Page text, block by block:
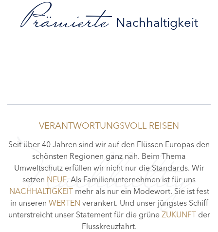
Prämierte Nachhaltigkeit
Nachhaltig
VERANTWORTUNGSVOLL REISEN
Seit über 40 Jahren sind wir auf den Flüssen Europas den
schönsten Regionen ganz nah. Beim Thema
Umweltschutz erfüllen wir nicht nur die Standards. Wir
setzen NEUE. Als Familienunternehmen ist für uns
NACHHALTIGKEITmehr als nur ein Modewort. Sie ist fest
in unseren WERTEN verankert. Und unser jüngstes Schiff
unterstreicht unser Statement für die grüne ZUKUNFTder
Flusskreuzfahrt.